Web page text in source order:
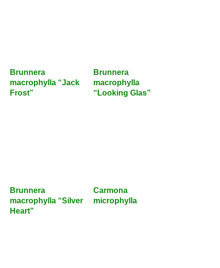
Brunnera
macrophylla
“Looking Glas”
Brunnera
macrophylla “Silver
Heart”
Carmona
microphylla